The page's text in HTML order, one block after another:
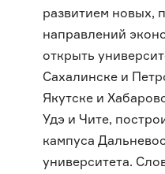
развитием новых,
направлений
открыть
Сахалинске и
Якутске и
Удэ и Чите,
кампуса
университета.